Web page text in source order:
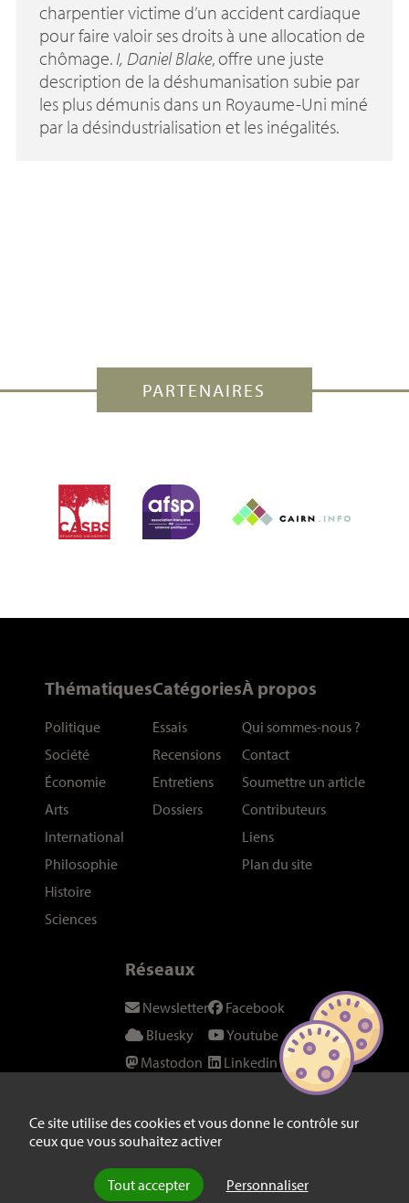
Ce site utilise des cookies et vous donne le contrôle sur
ceux que vous souhaitez activer
Tout accepter Personnaliser
charpentier victime d’un accident cardiaque
pour faire valoir ses droits à une allocation de
chômage. I, Daniel Blake, offre une juste
description de la déshumanisation subie par
les plus démunis dans un Royaume-Uni miné
par la désindustrialisation et les inégalités.
PARTENAIRES
Thématiques
Politique
Société
Économie
Arts
International
Philosophie
Histoire
Sciences
Catégories
Essais
Recensions
Entretiens
Dossiers
À propos
Qui sommes-nous ?
Contact
Soumettre un article
Contributeurs
Liens
Plan du site
Réseaux
Newsletter
Bluesky
Mastodon
Instagram
Twitter/X
Facebook
Youtube
Linkedin
Fil RSS